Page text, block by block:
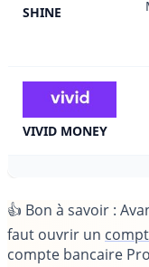
SHINE
VIVID MONEY
👍 Bon à savoir :
faut ouvrir un
compte bancaire